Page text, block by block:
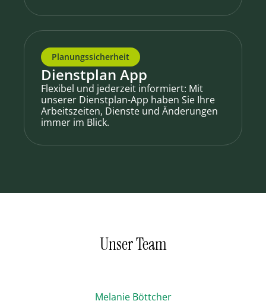
Planungssicherheit
Dienstplan App
Flexibel und jederzeit informiert: Mit
unserer Dienstplan-App haben Sie Ihre
Arbeitszeiten, Dienste und Änderungen
immer im Blick.
Unser Team
Melanie Böttcher